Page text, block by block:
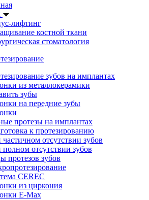
лифтинг
костной ткани
стоматология
зубов на имплантах
из металлокерамики
зубы
на передние зубы
протезы на имплантах
к протезированию
отсутствии зубов
отсутствии зубов
протезов зубов
CEREC
из циркония
E-Max